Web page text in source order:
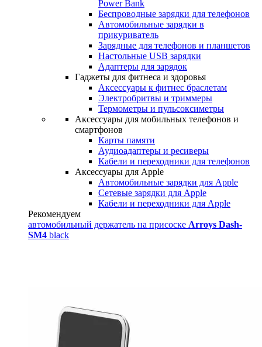
Power Bank
Беспроводные зарядки для телефонов
Автомобильные зарядки в
прикуриватель
Зарядные для телефонов и планшетов
Настольные USB зарядки
Адаптеры для зарядок
Гаджеты для фитнеса и здоровья
Аксессуары к фитнес браслетам
Электробритвы и триммеры
Термометры и пульсоксиметры
Аксессуары для мобильных телефонов и
смартфонов
Карты памяти
Аудиоадаптеры и ресиверы
Кабели и переходники для телефонов
Аксессуары для Apple
Автомобильные зарядки для Apple
Сетевые зарядки для Apple
Кабели и переходники для Apple
Рекомендуем
автомобильный держатель на присоске Arroys Dash-
SM4 black